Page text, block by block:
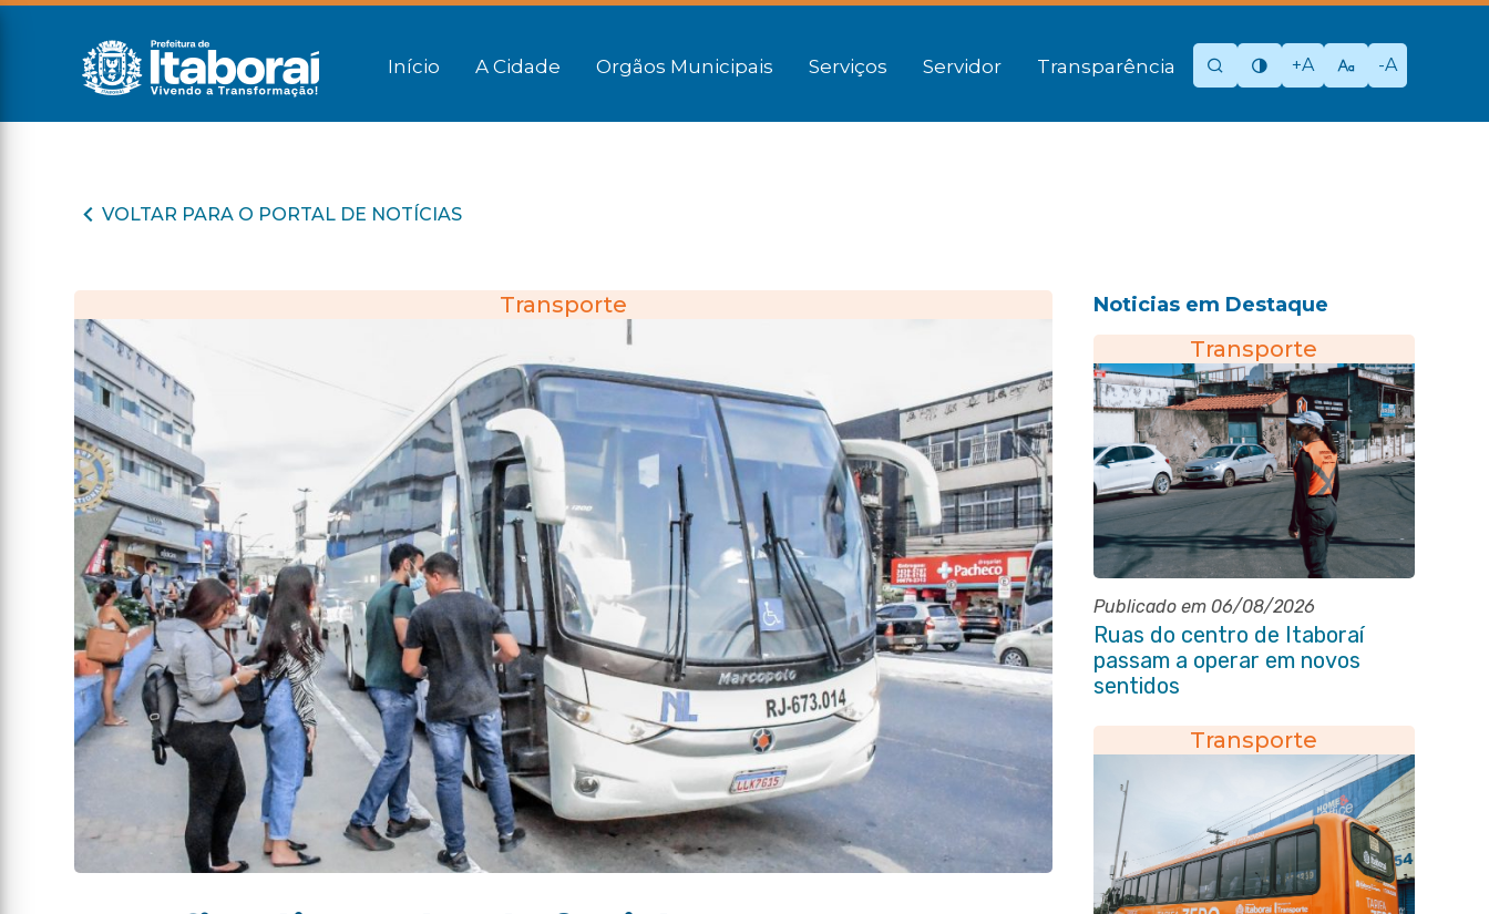
Início A Cidade Orgãos Municipais Serviços Servidor Transparência +A -A
VOLTAR PARA O PORTAL DE NOTÍCIAS
Transporte Noticias em Destaque
Transporte
Publicado em 06/08/2026
Ruas do centro de Itaboraí
passam a operar em novos
sentidos
Transporte